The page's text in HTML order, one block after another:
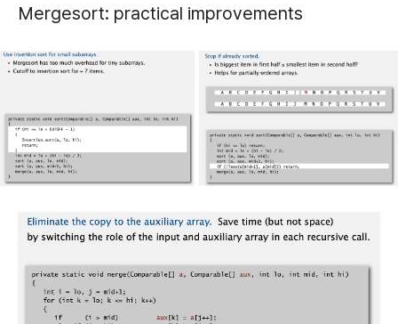
Mergesort: practical improvements